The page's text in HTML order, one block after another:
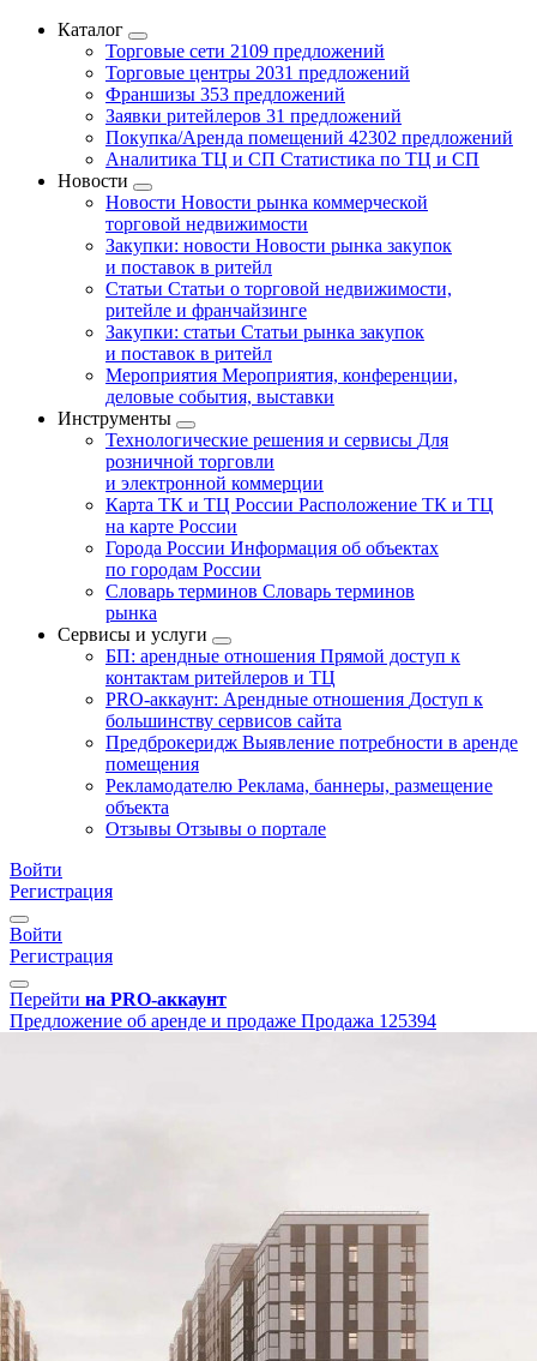
Каталог
Торговые сети 2109 предложений
Торговые центры 2031 предложений
Франшизы 353 предложений
Заявки ритейлеров 31 предложений
Покупка/Аренда помещений 42302 предложений
Аналитика ТЦ и СП Статистика по ТЦ и СП
Новости
Новости Новости рынка коммерческой
торговой недвижимости
Закупки: новости Новости рынка закупок
и поставок в ритейл
Статьи Статьи о торговой недвижимости,
ритейле и франчайзинге
Закупки: статьи Статьи рынка закупок
и поставок в ритейл
Мероприятия Мероприятия, конференции,
деловые события, выставки
Инструменты
Технологические решения и сервисы Для
розничной торговли
и электронной коммерции
Карта ТК и ТЦ России Расположение ТК и ТЦ
на карте России
Города России Информация об объектах
по городам России
Словарь терминов Словарь терминов
рынка
Сервисы и услуги
БП: арендные отношения Прямой доступ к
контактам ритейлеров и ТЦ
PRO-аккаунт: Арендные отношения Доступ к
большинству сервисов сайта
Предброкеридж Выявление потребности в аренде
помещения
Рекламодателю Реклама, баннеры, размещение
объекта
Отзывы Отзывы о портале
Войти
Регистрация
Войти
Регистрация
Перейти на PRO-аккаунт
Предложение об аренде и продаже Продажа 125394